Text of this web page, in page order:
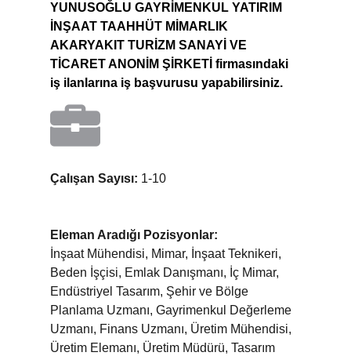
MİMARLIK AKARYAKIT TURİZM
SANAYİ VE TİCARET ANONİM
ŞİRKETİ İş İlanları
YUNUSOĞLU GAYRİMENKUL YATIRIM
İNŞAAT TAAHHÜT MİMARLIK
AKARYAKIT TURİZM SANAYİ VE
TİCARET ANONİM ŞİRKETİ firmasındaki
iş ilanlarına iş başvurusu yapabilirsiniz.
Çalışan Sayısı: 1-10
Eleman Aradığı Pozisyonlar:
İnşaat Mühendisi, Mimar, İnşaat Teknikeri,
Beden İşçisi, Emlak Danışmanı, İç Mimar,
Endüstriyel Tasarım, Şehir ve Bölge
Planlama Uzmanı, Gayrimenkul Değerleme
Uzmanı, Finans Uzmanı, Üretim Mühendisi,
Üretim Elemanı, Üretim Müdürü, Tasarım